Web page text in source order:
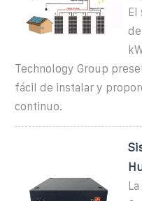
El
Technology Group
fácil de instalar y
continuo.